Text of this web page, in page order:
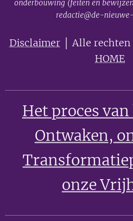
onderbouwing (feiten en
redactie@de-
Disclaimer│ Alle rechten
HOME
Het proces
Ontwaken,
onze